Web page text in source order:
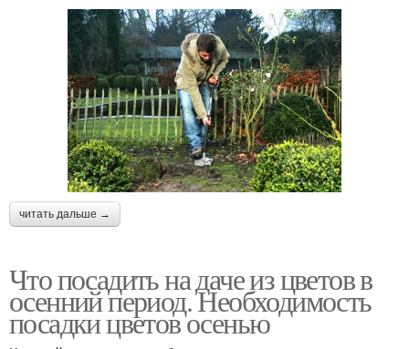
читать дальше →
Что посадить на даче из цветов в
осенний период. Необходимость
посадки цветов осенью